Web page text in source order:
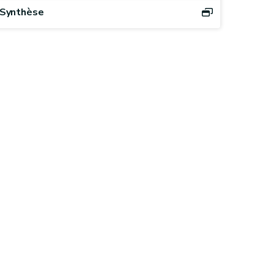
Synthèse